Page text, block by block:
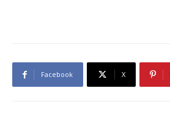
Facebook X